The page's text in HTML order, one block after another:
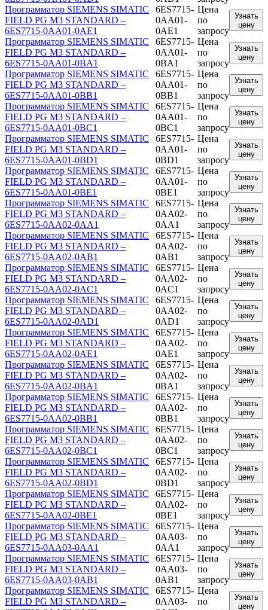
Программатор SIEMENS SIMATIC
FIELD PG M3 STANDARD –
6ES7715-0AA01-0AE1
6ES7715-
0AA01-
0AE1
Цена
по
запросу
Узнать
цену
Программатор SIEMENS SIMATIC
FIELD PG M3 STANDARD –
6ES7715-0AA01-0BA1
6ES7715-
0AA01-
0BA1
Цена
по
запросу
Узнать
цену
Программатор SIEMENS SIMATIC
FIELD PG M3 STANDARD –
6ES7715-0AA01-0BB1
6ES7715-
0AA01-
0BB1
Цена
по
запросу
Узнать
цену
Программатор SIEMENS SIMATIC
FIELD PG M3 STANDARD –
6ES7715-0AA01-0BC1
6ES7715-
0AA01-
0BC1
Цена
по
запросу
Узнать
цену
Программатор SIEMENS SIMATIC
FIELD PG M3 STANDARD –
6ES7715-0AA01-0BD1
6ES7715-
0AA01-
0BD1
Цена
по
запросу
Узнать
цену
Программатор SIEMENS SIMATIC
FIELD PG M3 STANDARD –
6ES7715-0AA01-0BE1
6ES7715-
0AA01-
0BE1
Цена
по
запросу
Узнать
цену
Программатор SIEMENS SIMATIC
FIELD PG M3 STANDARD –
6ES7715-0AA02-0AA1
6ES7715-
0AA02-
0AA1
Цена
по
запросу
Узнать
цену
Программатор SIEMENS SIMATIC
FIELD PG M3 STANDARD –
6ES7715-0AA02-0AB1
6ES7715-
0AA02-
0AB1
Цена
по
запросу
Узнать
цену
Программатор SIEMENS SIMATIC
FIELD PG M3 STANDARD –
6ES7715-0AA02-0AC1
6ES7715-
0AA02-
0AC1
Цена
по
запросу
Узнать
цену
Программатор SIEMENS SIMATIC
FIELD PG M3 STANDARD –
6ES7715-0AA02-0AD1
6ES7715-
0AA02-
0AD1
Цена
по
запросу
Узнать
цену
Программатор SIEMENS SIMATIC
FIELD PG M3 STANDARD –
6ES7715-0AA02-0AE1
6ES7715-
0AA02-
0AE1
Цена
по
запросу
Узнать
цену
Программатор SIEMENS SIMATIC
FIELD PG M3 STANDARD –
6ES7715-0AA02-0BA1
6ES7715-
0AA02-
0BA1
Цена
по
запросу
Узнать
цену
Программатор SIEMENS SIMATIC
FIELD PG M3 STANDARD –
6ES7715-0AA02-0BB1
6ES7715-
0AA02-
0BB1
Цена
по
запросу
Узнать
цену
Программатор SIEMENS SIMATIC
FIELD PG M3 STANDARD –
6ES7715-0AA02-0BC1
6ES7715-
0AA02-
0BC1
Цена
по
запросу
Узнать
цену
Программатор SIEMENS SIMATIC
FIELD PG M3 STANDARD –
6ES7715-0AA02-0BD1
6ES7715-
0AA02-
0BD1
Цена
по
запросу
Узнать
цену
Программатор SIEMENS SIMATIC
FIELD PG M3 STANDARD –
6ES7715-0AA02-0BE1
6ES7715-
0AA02-
0BE1
Цена
по
запросу
Узнать
цену
Программатор SIEMENS SIMATIC
FIELD PG M3 STANDARD –
6ES7715-0AA03-0AA1
6ES7715-
0AA03-
0AA1
Цена
по
запросу
Узнать
цену
Программатор SIEMENS SIMATIC
FIELD PG M3 STANDARD –
6ES7715-0AA03-0AB1
6ES7715-
0AA03-
0AB1
Цена
по
запросу
Узнать
цену
Программатор SIEMENS SIMATIC
FIELD PG M3 STANDARD –
6ES7715-
0AA03-
Цена
по
Узнать
цену